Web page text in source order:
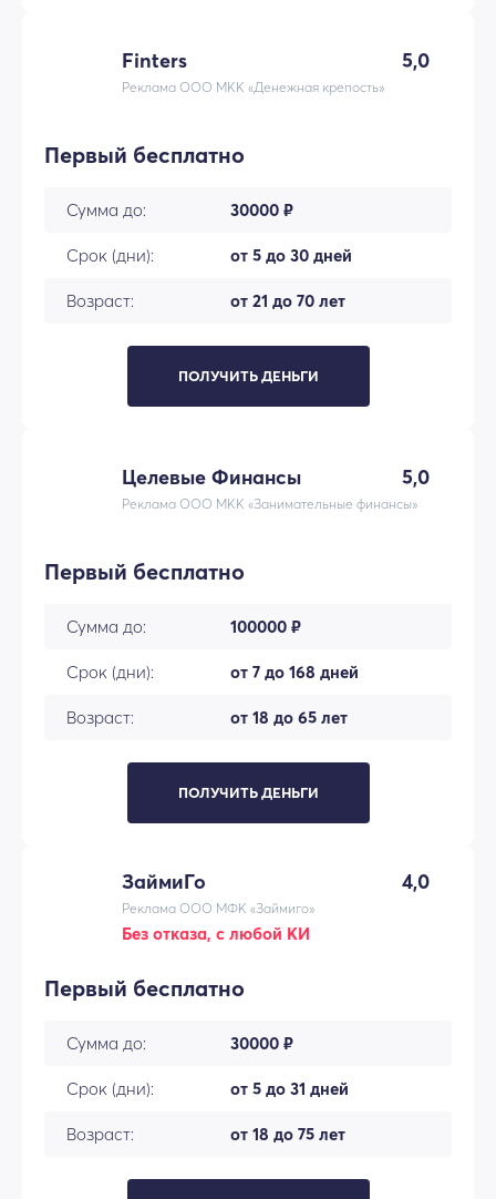
Finters 5,0
Реклама ООО МКК «Денежная крепость»
Первый бесплатно
Сумма до: 30000 ₽
Срок (дни): от 5 до 30 дней
Возраст: от 21 до 70 лет
ПОЛУЧИТЬ ДЕНЬГИ
Целевые Финансы 5,0
Реклама ООО МКК «Занимательные финансы»
Первый бесплатно
Сумма до: 100000 ₽
Срок (дни): от 7 до 168 дней
Возраст: от 18 до 65 лет
ПОЛУЧИТЬ ДЕНЬГИ
ЗаймиГо 4,0
Реклама ООО МФК «Займиго»
Без отказа, с любой КИ
Первый бесплатно
Сумма до: 30000 ₽
Срок (дни): от 5 до 31 дней
Возраст: от 18 до 75 лет